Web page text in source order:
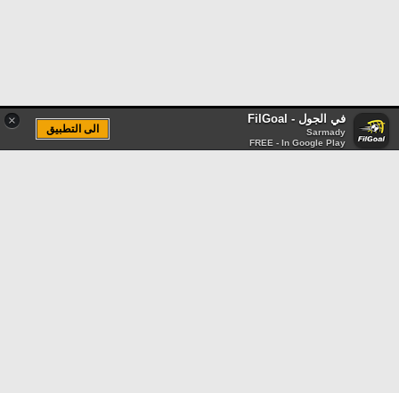
× في الجول - FilGoal
Sarmady
FREE - In Google Play
الى التطبيق